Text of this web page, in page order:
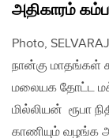
அதிகாரம்
Photo,
நான்கு மாதங்கள்
மலையக தோட்ட
மில்லியன் ரூபா
காணியும் வழங்க